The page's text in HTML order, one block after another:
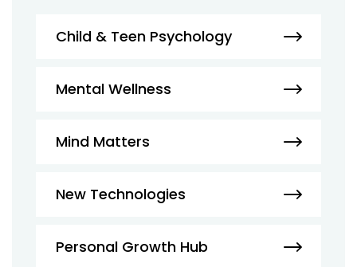
Child & Teen Psychology
Mental Wellness
Mind Matters
New Technologies
Personal Growth Hub